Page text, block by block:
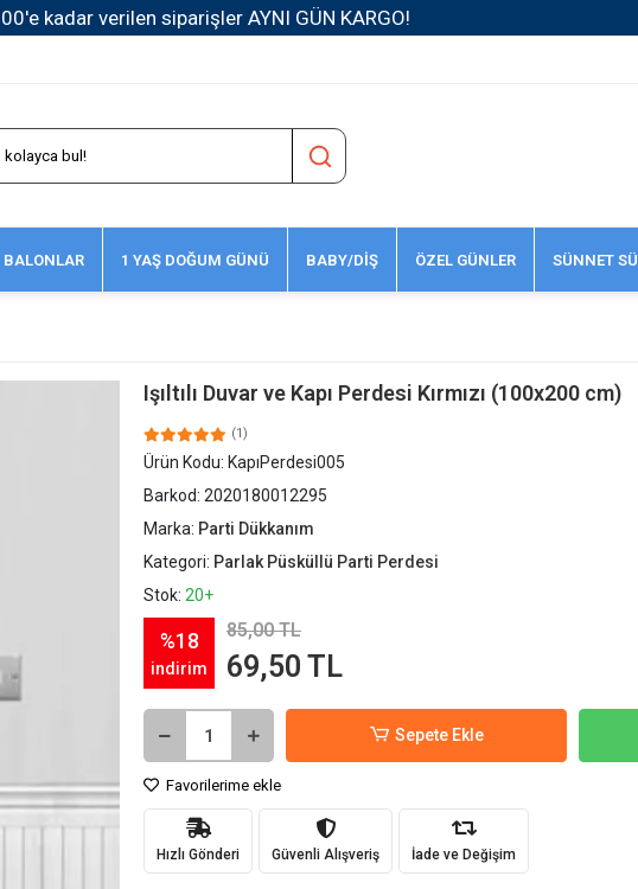
1500 TL ve Üzeri Kargo Ücretsiz!
BALONLAR 1 YAŞ DOĞUM GÜNÜ BABY/DİŞ ÖZEL GÜNLER SÜNNET
Işıltılı Duvar ve Kapı Perdesi Kırmızı (100x200 cm)
(1)
Ürün Kodu: KapıPerdesi005
Barkod: 2020180012295
Marka: Parti Dükkanım
Kategori: Parlak Püsküllü Parti Perdesi
Stok: 20+
%18
indirim
85,00 TL
69,50 TL
Sepete Ekle
Favorilerime ekle
Hızlı Gönderi Güvenli Alışveriş İade ve Değişim